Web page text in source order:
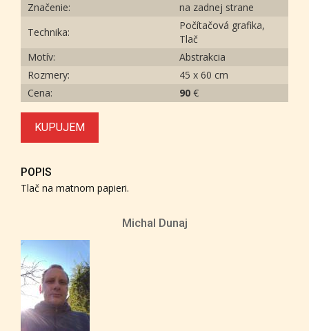
Značenie:
na zadnej strane
Technika:
Počítačová grafika,
Tlač
Motív:
Abstrakcia
Rozmery:
45 x 60 cm
Cena:
90 €
KUPUJEM
POPIS
Tlač na matnom papieri.
Michal Dunaj